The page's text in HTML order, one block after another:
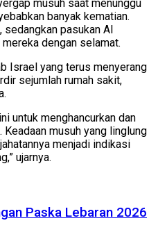
musuh saat menunggu
banyak kematian.
sedangkan pasukan Al
dengan selamat.
Israel yang terus menyerang
sejumlah rumah sakit,
untuk menghancurkan dan
musuh yang linglung
menjadi indikasi
ujarnya.
Paska Lebaran 2026